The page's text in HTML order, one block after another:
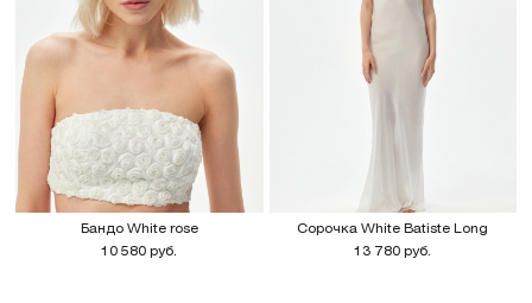
Бандо White rose
10 580 руб.
Сорочка White Batiste Long
13 780 руб.